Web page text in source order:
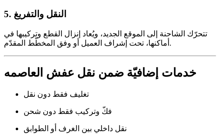
5. النقل والتفريغ
تتحرّك الشاحنة إلى الموقع الجديد، ويُعاد إنزال القطع وتركيبها في
أماكنها، تحت إشراف العميل أو وفق المخطّط المقدّم.
خدمات إضافيّة ضمن نقل عفش العاصمه
تغليف فقط دون نقل
فكّ وتركيب فقط دون شحن
نقل داخلي بين الغرف أو الطوابق